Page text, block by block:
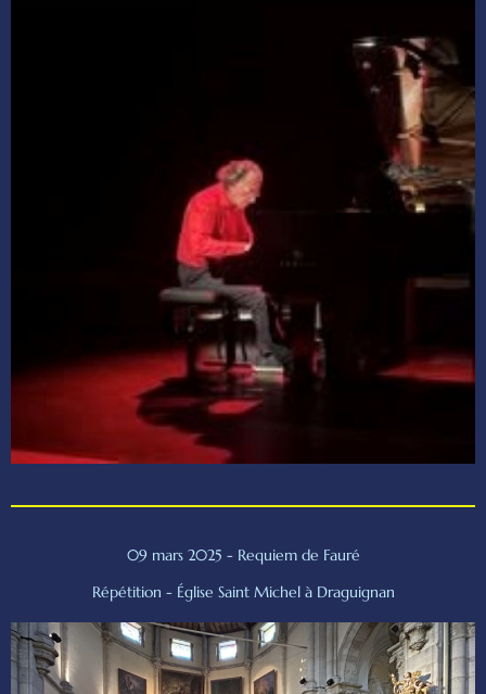
09 mars 2025 - Requiem de Fauré
Répétition - Église Saint Michel à Draguignan